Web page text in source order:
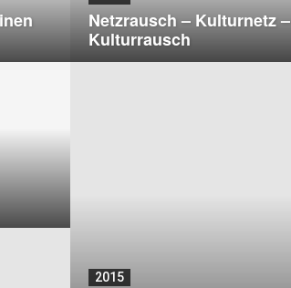
Netzrausch – Kulturnetz –
Kulturrausch
2015